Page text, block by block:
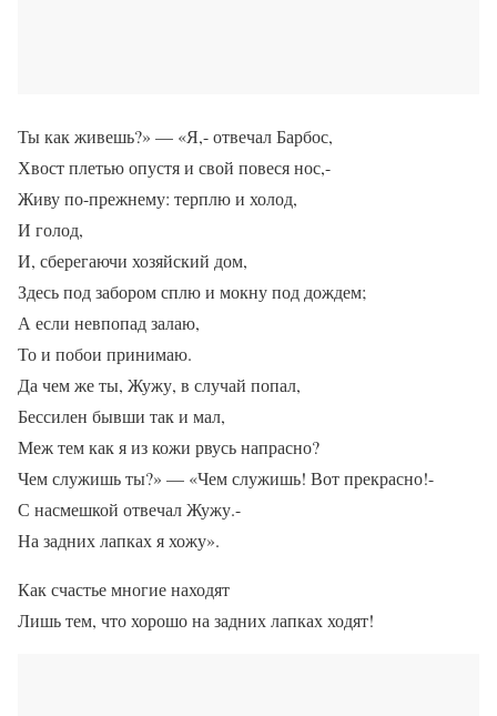
Ты как живешь?» — «Я,- отвечал Барбос,
Хвост плетью опустя и свой повеся нос,-
Живу по-прежнему: терплю и холод,
И голод,
И, сберегаючи хозяйский дом,
Здесь под забором сплю и мокну под дождем;
А если невпопад залаю,
То и побои принимаю.
Да чем же ты, Жужу, в случай попал,
Бессилен бывши так и мал,
Меж тем как я из кожи рвусь напрасно?
Чем служишь ты?» — «Чем служишь! Вот прекрасно!-
С насмешкой отвечал Жужу.-
На задних лапках я хожу».
Как счастье многие находят
Лишь тем, что хорошо на задних лапках ходят!